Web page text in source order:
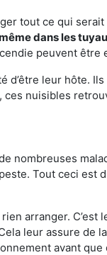
tout ce qui
dans les
peuvent être
d’être leur hôte.
nuisibles
nombreuses
Tout ceci
arranger.
leur assure
avant